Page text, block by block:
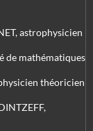
astrophysicien
de mathématiques
théoricien